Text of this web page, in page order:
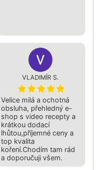
VLADIMÍR S.
Velice milá a ochotná
obsluha, přehledný e-
shop s video recepty a
krátkou dodací
lhůtou,příjemné ceny a
top kvalita
koření.Chodím tam rád
a doporučuji všem.